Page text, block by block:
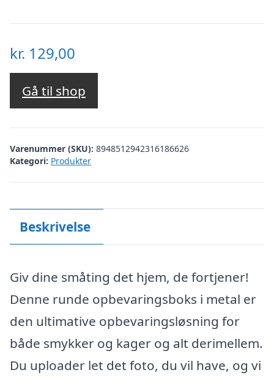
kr. 129,00
Gå til shop
Varenummer (SKU): 8948512942316186626
Kategori: Produkter
Beskrivelse
Giv dine småting det hjem, de fortjener!
Denne runde opbevaringsboks i metal er
den ultimative opbevaringsløsning for
både smykker og kager og alt derimellem.
Du uploader let det foto, du vil have, og vi